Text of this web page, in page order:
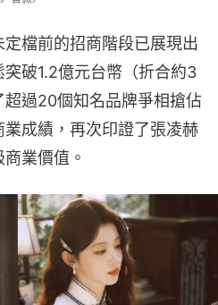
檔前的招商階段已展現出
破1.2億元台幣（折合約3
過20個知名品牌爭相搶佔
成績，再次印證了張凌赫
業價值。